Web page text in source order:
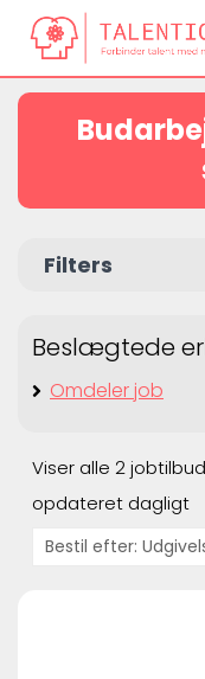
Filters
Beslægtede
Omdeler job
Viser alle 2
opdateret dagligt